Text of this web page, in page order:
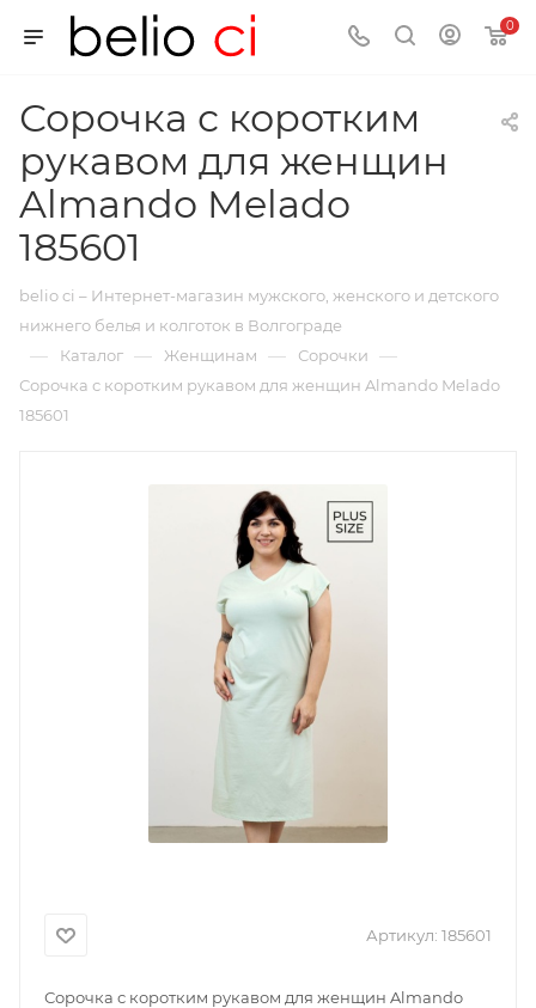
0
Сорочка с коротким
рукавом для женщин
Almando Melado
185601
belio ci – Интернет-магазин мужского, женского и детского
нижнего белья и колготок в Волгограде
— Каталог — Женщинам — Сорочки —
Сорочка с коротким рукавом для женщин Almando Melado
185601
Артикул: 185601
Сорочка с коротким рукавом для женщин Almando